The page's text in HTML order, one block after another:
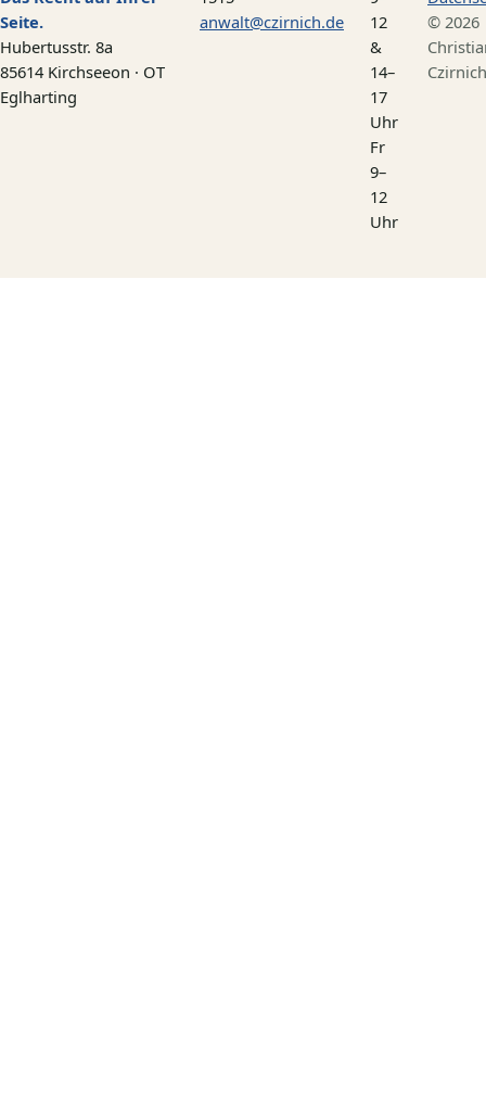
Seite.
Hubertusstr. 8a
85614 Kirchseeon · OT
Eglharting
anwalt@czirnich.de
12
&
14–
17
Uhr
Fr
9–
12
Uhr
© 2026
Czirnich